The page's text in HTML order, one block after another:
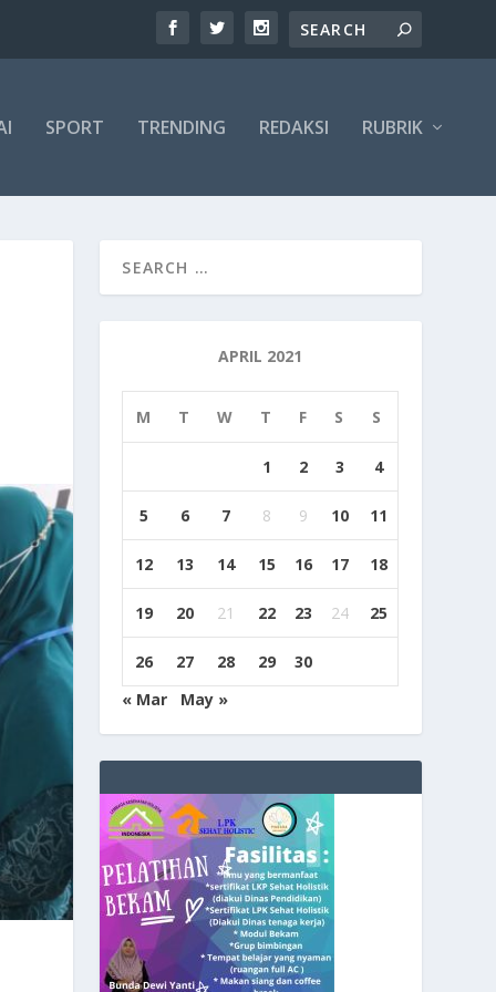
SPORT TRENDING REDAKSI RUBRIK
APRIL 2021
M T W T F S S
1 2 3 4
5 6 7 8 9 10 11
12 13 14 15 16 17 18
19 20 21 22 23 24 25
26 27 28 29
30
« Mar
May »